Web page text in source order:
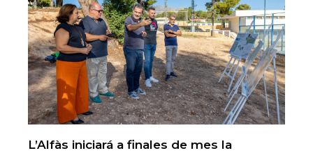
L’Alfàs iniciará a finales de mes la